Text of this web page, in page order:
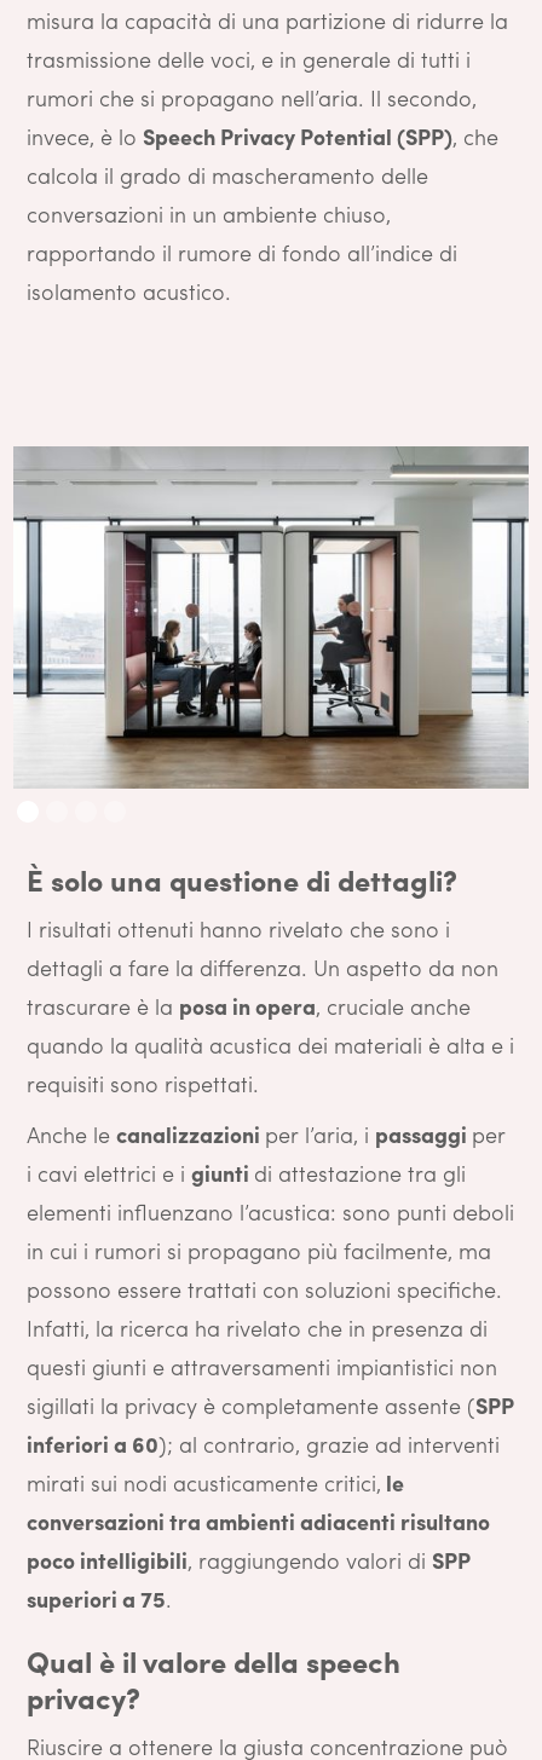
misura la capacità di una partizione di ridurre la
trasmissione delle voci, e in generale di tutti i
rumori che si propagano nell’aria. Il secondo,
invece, è lo Speech Privacy Potential (SPP), che
calcola il grado di mascheramento delle
conversazioni in un ambiente chiuso,
rapportando il rumore di fondo all’indice di
isolamento acustico.
È solo una questione di dettagli?
I risultati ottenuti hanno rivelato che sono i
dettagli a fare la differenza. Un aspetto da non
trascurare è la posa in opera, cruciale anche
quando la qualità acustica dei materiali è alta e i
requisiti sono rispettati.
Anche le canalizzazioni per l’aria, i passaggi per
i cavi elettrici e i giunti di attestazione tra gli
elementi influenzano l’acustica: sono punti deboli
in cui i rumori si propagano più facilmente, ma
possono essere trattati con soluzioni specifiche.
Infatti, la ricerca ha rivelato che in presenza di
questi giunti e attraversamenti impiantistici non
sigillati la privacy è completamente assente (SPP
inferiori a 60); al contrario, grazie ad interventi
mirati sui nodi acusticamente critici, le
conversazioni tra ambienti adiacenti risultano
poco intelligibili, raggiungendo valori di SPP
superiori a 75.
Qual è il valore della speech
privacy?
Riuscire a ottenere la giusta concentrazione può